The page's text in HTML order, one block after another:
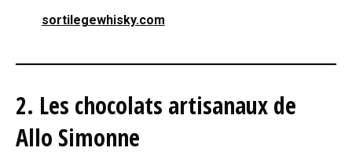
sortilegewhisky.com
2. Les chocolats artisanaux de
Allo Simonne